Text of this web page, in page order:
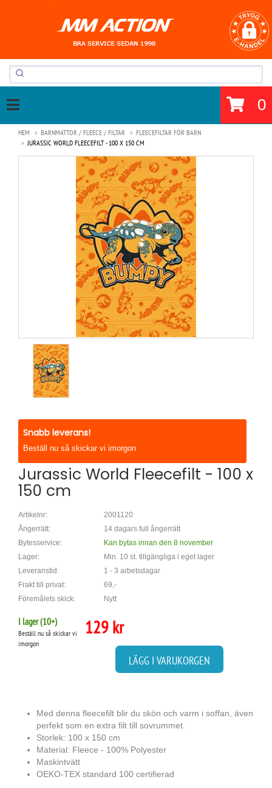
0
HEM BARNMATTOR / FLEECE / FILTAR
FLEECEFILTAR FÖR BARN
JURASSIC WORLD FLEECEFILT - 100 X 150 CM
Snabb leverans!
Beställ nu så skickar vi imorgon
Jurassic World Fleecefilt - 100 x
150 cm
Artikelnr:
2001120
Ångerrätt:
14 dagars full ångerrätt
Bytesservice:
Kan bytas innan den 8 november
Lager:
Min. 10 st. tillgängliga i eget lager
Leveranstid:
1 - 3 arbetsdagar
Frakt till privat:
69,-
Föremålets skick:
Nytt
I lager (10+)
Beställ nu så skickar vi
imorgon
129 kr
LÄGG I VARUKORGEN
Med denna fleecefilt blir du skön och varm i soffan, även
perfekt som en extra filt till sovrummet.
Storlek: 100 x 150 cm
Material: Fleece - 100% Polyester
Maskintvätt
OEKO-TEX standard 100 certifierad